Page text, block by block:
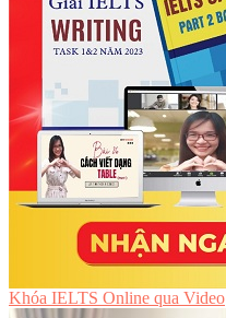
Khóa IELTS Online qua Video